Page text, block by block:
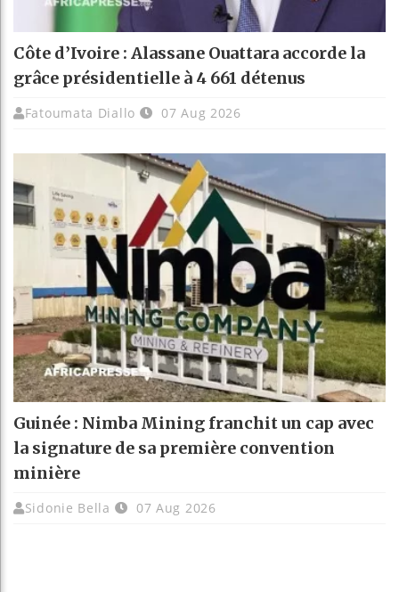
Côte d’Ivoire : Alassane Ouattara accorde la
grâce présidentielle à 4 661 détenus
Fatoumata Diallo 07 Aug 2026
Guinée : Nimba Mining franchit un cap avec
la signature de sa première convention
minière
Sidonie Bella 07 Aug 2026